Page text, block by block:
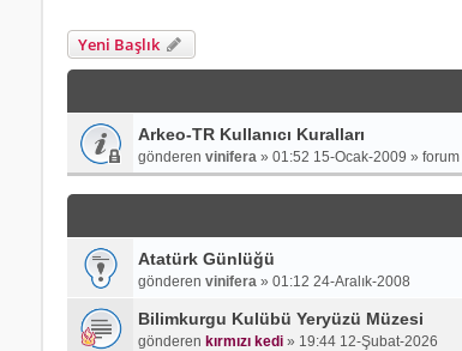
Yeni Başlık
Arkeo-TR Kullanıcı Kuralları
gönderen vinifera» 01:52 15-Ocak-2009 » forum
Atatürk Günlüğü
gönderen vinifera» 01:12 24-Aralık-2008
Bilimkurgu Kulübü Yeryüzü Müzesi
gönderen kırmızı kedi» 19:44 12-Şubat-2026